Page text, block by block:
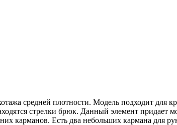
средней плотности. Модель подходит для
стрелки брюк. Данный элемент придает
карманов. Есть два небольших кармана для